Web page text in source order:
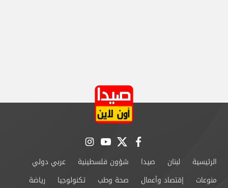
facebook
twitter
youtube
instagram
الرئيسية لبنان صيدا شؤون فلسطينية
عربي دولي
منوعات
إقتصاد وأعمال صحة وطب تكنولوجيا رياضة